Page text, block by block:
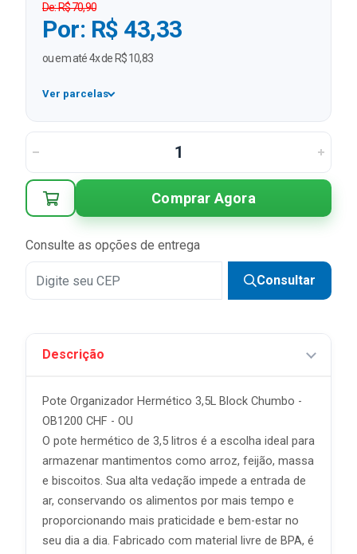
De: R$ 70,90
Por: R$ 43,33
ou em até 4x de R$ 10,83
Ver parcelas
1x R$ 43,33
3x R$ 14,44 sem juros
4x R$ 10,83 sem juros
Comprar Agora
Consulte as opções de entrega
Consultar
Descrição
Pote Organizador Hermético 3,5L Block Chumbo -
OB1200 CHF - OU
O pote hermético de 3,5 litros é a escolha ideal para
armazenar mantimentos como arroz, feijão, massa
e biscoitos. Sua alta vedação impede a entrada de
ar, conservando os alimentos por mais tempo e
proporcionando mais praticidade e bem-estar no
seu dia a dia. Fabricado com material livre de BPA, é